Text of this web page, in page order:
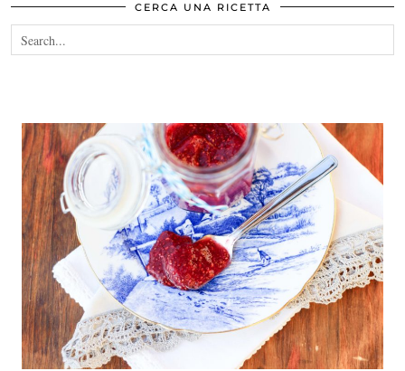
CERCA UNA RICETTA